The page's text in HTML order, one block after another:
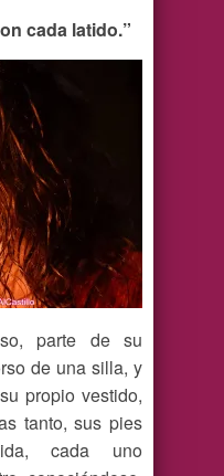
cada latido.”
parte de su
de una silla, y
propio vestido,
tanto, sus pies
cada uno